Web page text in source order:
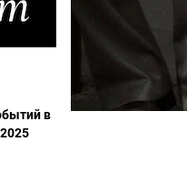
в